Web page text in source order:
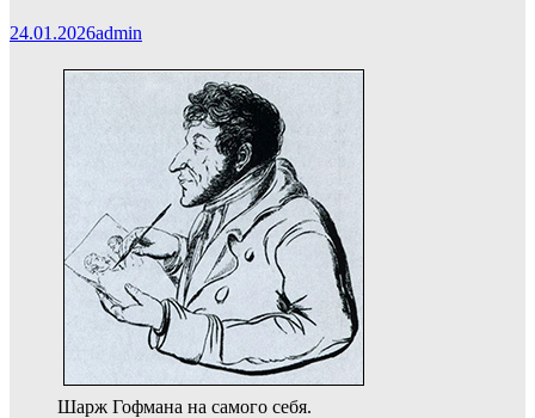
24.01.2026admin
Шарж Гофмана на самого себя.